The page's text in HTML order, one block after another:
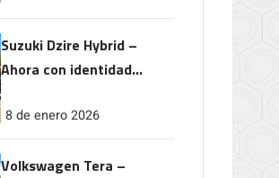
Suzuki Dzire Hybrid –
Ahora con identidad
rendimiento
8 de enero 2026
Volkswagen Tera –